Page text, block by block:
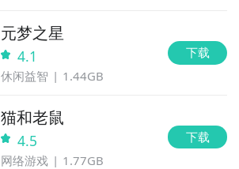
元梦之星
4.1
休闲益智 1.44GB
下载
猫和老鼠
4.5
网络游戏 1.77GB
下载